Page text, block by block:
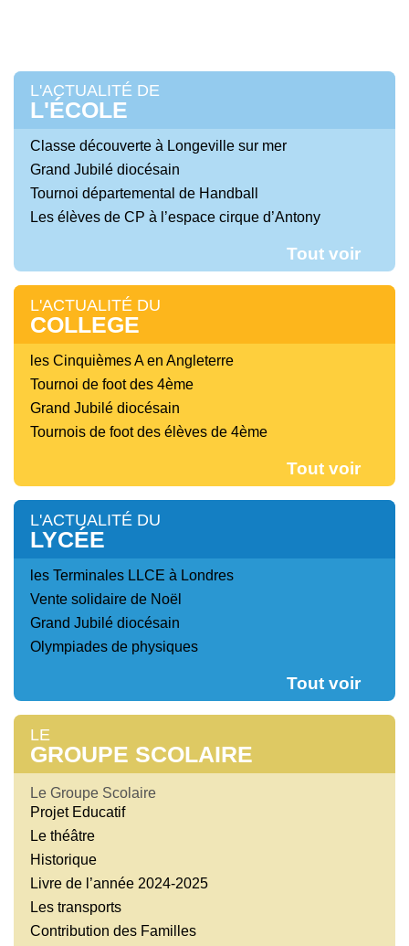
L'ACTUALITÉ DE
L'ÉCOLE
Classe découverte à Longeville sur mer
Grand Jubilé diocésain
Tournoi départemental de Handball
Les élèves de CP à l’espace cirque d’Antony
Tout voir
L'ACTUALITÉ DU
COLLEGE
les Cinquièmes A en Angleterre
Tournoi de foot des 4ème
Grand Jubilé diocésain
Tournois de foot des élèves de 4ème
Tout voir
L'ACTUALITÉ DU
LYCÉE
les Terminales LLCE à Londres
Vente solidaire de Noël
Grand Jubilé diocésain
Olympiades de physiques
Tout voir
LE
GROUPE SCOLAIRE
Le Groupe Scolaire
Projet Educatif
Le théâtre
Historique
Livre de l’année 2024-2025
Les transports
Contribution des Familles